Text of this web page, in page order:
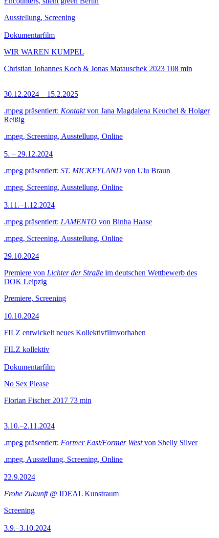
Ausstellung, Screening
Dokumentarfilm
WIR WAREN KUMPEL
Christian Johannes Koch & Jonas Matauschek 2023 108 min
30.12.2024 – 15.2.2025
.mpeg präsentiert: Kontaktvon Jana Magdalena Keuchel & Holger
Reißig
.mpeg, Screening, Ausstellung, Online
5. – 29.12.2024
.mpeg präsentiert: ST. MICKEYLAND von Ulu Braun
.mpeg, Screening, Ausstellung, Online
3.11.–1.12.2024
.mpeg präsentiert: LAMENTO von Binha Haase
.mpeg, Screening, Ausstellung, Online
29.10.2024
Premiere von Lichter der Straße im deutschen Wettbewerb des
DOK Leipzig
Premiere, Screening
10.10.2024
FILZ entwickelt neues Kollektivfilmvorhaben
FILZ kollektiv
Dokumentarfilm
No Sex Please
Florian Fischer 2017 73 min
3.10.–2.11.2024
.mpeg präsentiert: Former East/Former Westvon Shelly Silver
.mpeg, Ausstellung, Screening, Online
22.9.2024
Frohe Zukunft@ IDEAL Kunstraum
Screening
3.9.–3.10.2024